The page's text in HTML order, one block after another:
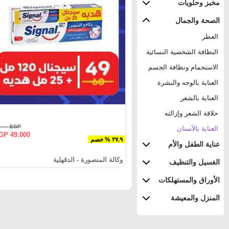
مخبز وحلويات
الصحة والجمال
العطر
النظافة الشخصية النسائية
الاستحمام ونظافة الجسم
العناية بالوجه والبشرة
العناية بالشعر
حلاقة الشعر وإزالته
العناية بالأسنان
عناية الطفل والأم
الغسيل والتنظيف
الأوراق والمستهلكات
المنزل والمعيشة
٢٧.٩ % خصم
EGP ٦٨.٠٠٠
49.000
وكالة المنصورة - الدقهلية‎